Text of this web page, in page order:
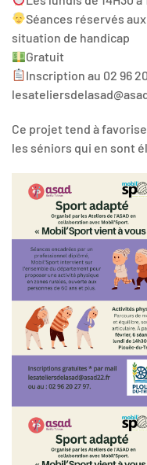
Séances réservés
situation de handicap
Gratuit
Inscription au 02 96
Ce projet tend à
les séniors qui en sont